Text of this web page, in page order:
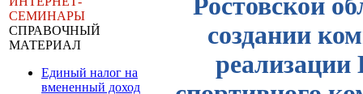
СЕМИНАРЫ
СПРАВОЧНЫЙ
МАТЕРИАЛ
Единый налог на
вмененный доход
Ростовской
создании
реализации